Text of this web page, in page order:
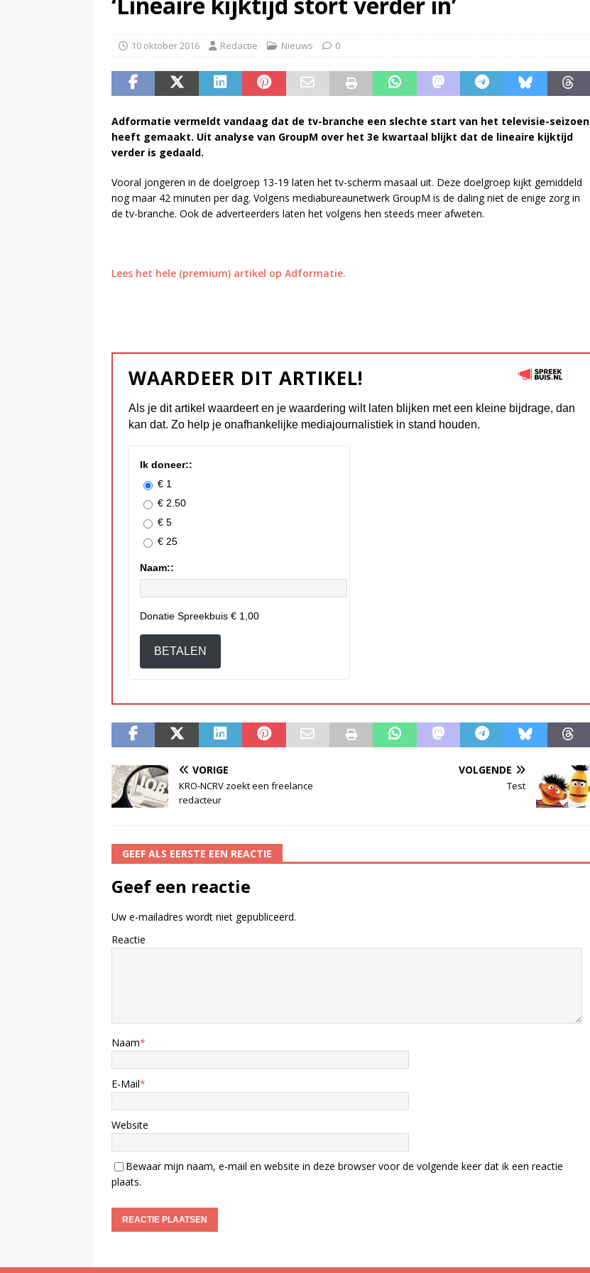
maar mag dat niet vanwege haar veiligheid
(Spotify brengt advertentiemodel podcasts in gevaar met skipknop
10 oktober 2016 Redactie Nieuws 0
Adformatie vermeldt vandaag dat de tv-branche een slechte start van het televisie-seizoen
heeft gemaakt. Uit analyse van GroupM over het 3e kwartaal blijkt dat de lineaire kijktijd
verder is gedaald.
Vooral jongeren in de doelgroep 13-19 laten het tv-scherm masaal uit. Deze doelgroep kijkt gemiddeld
nog maar 42 minuten per dag. Volgens mediabureaunetwerk GroupM is de daling niet de enige zorg in
de tv-branche. Ook de adverteerders laten het volgens hen steeds meer afweten.
Lees het hele (premium) artikel op Adformatie.
WAARDEER DIT ARTIKEL!
Als je dit artikel waardeert en je waardering wilt laten blijken met een kleine bijdrage, dan
kan dat. Zo help je onafhankelijke mediajournalistiek in stand houden.
Ik doneer::
€ 1
€ 2.50
€ 5
€ 25
Naam::
Donatie Spreekbuis € 1,00
BETALEN
VORIGE
KRO-NCRV zoekt een freelance
redacteur
VOLGENDE
Test
GEEF ALS EERSTE EEN REACTIE
Geef een reactie
Uw e-mailadres wordt niet gepubliceerd.
Reactie
Naam*
E-Mail*
Website
Bewaar mijn naam, e-mail en website in deze browser voor de volgende keer dat ik een reactie
plaats.